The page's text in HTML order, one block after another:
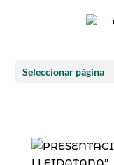
Seleccionar pàgina